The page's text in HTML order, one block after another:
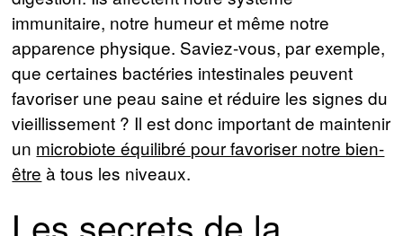
immunitaire, notre humeur et même notre
apparence physique. Saviez-vous, par exemple,
que certaines bactéries intestinales peuvent
favoriser une peau saine et réduire les signes du
vieillissement ? Il est donc important de maintenir
un microbiote équilibré pour favoriser notre bien-
être à tous les niveaux.
Les secrets de la